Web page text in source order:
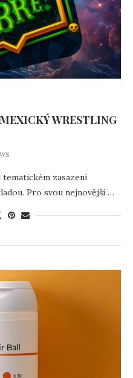
WRESTLING
zasazení
Pro svou nejnovější …